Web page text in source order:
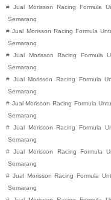
# Jual Morisson Racing Formula
Semarang
# Jual Morisson Racing Formula
Semarang
# Jual Morisson Racing Formula
Semarang
# Jual Morisson Racing Formula
Semarang
# Jual Morisson Racing Formula
Semarang
# Jual Morisson Racing Formula
Semarang
# Jual Morisson Racing Formula
Semarang
# Jual Morisson Racing Formula
Semarang